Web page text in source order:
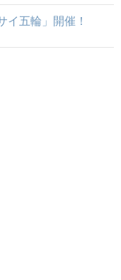
イ五輪」開催！